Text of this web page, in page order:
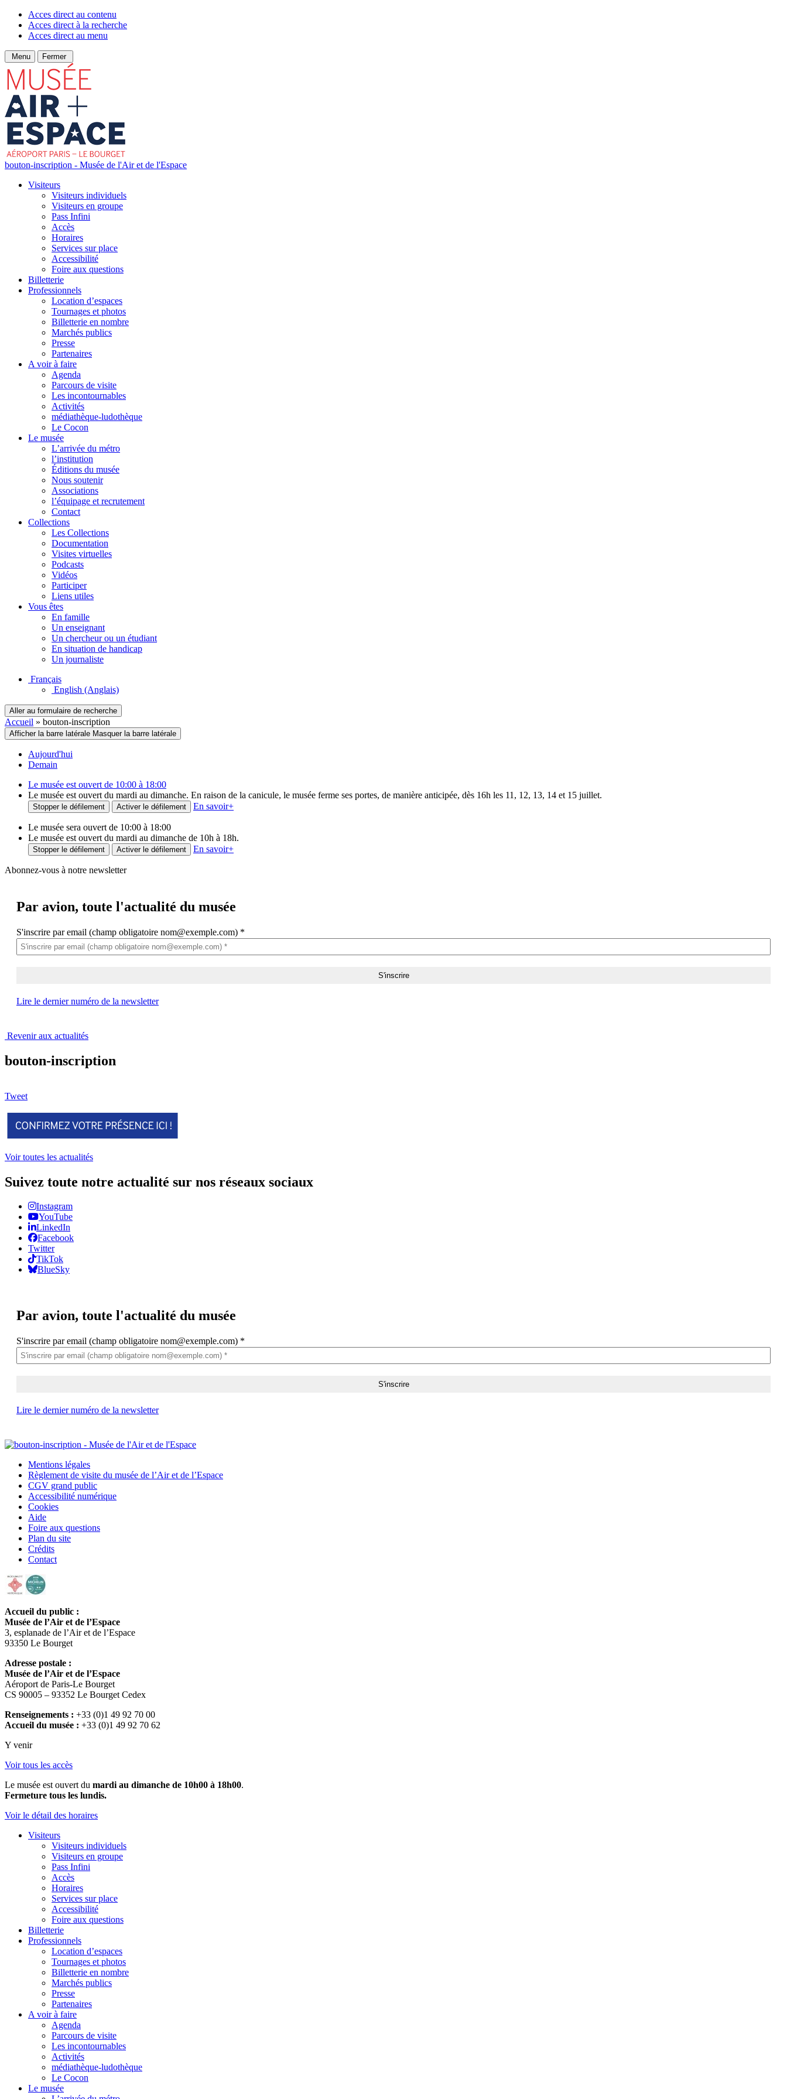
Acces direct au contenu
Acces direct à la recherche
Acces direct au menu
Menu Fermer
bouton-inscription - Musée de l'Air et de l'Espace
Visiteurs
Visiteurs individuels
Visiteurs en groupe
Pass Infini
Accès
Horaires
Services sur place
Accessibilité
Foire aux questions
Billetterie
Professionnels
Location d’espaces
Tournages et photos
Billetterie en nombre
Marchés publics
Presse
Partenaires
A voir à faire
Agenda
Parcours de visite
Les incontournables
Activités
médiathèque-ludothèque
Le Cocon
Le musée
L’arrivée du métro
l’institution
Éditions du musée
Nous soutenir
Associations
l’équipage et recrutement
Contact
Collections
Les Collections
Documentation
Visites virtuelles
Podcasts
Vidéos
Participer
Liens utiles
Vous êtes
En famille
Un enseignant
Un chercheur ou un étudiant
En situation de handicap
Un journaliste
Français
English (Anglais)
Aller au formulaire de recherche
Accueil » bouton-inscription
Afficher la barre latérale Masquer la barre latérale
Aujourd'hui
Demain
Le musée est ouvert de 10:00 à 18:00
Le musée est ouvert du mardi au dimanche. En raison de la canicule, le musée ferme ses portes, de manière anticipée, dès 16h les 11, 12, 13, 14 et 15 juillet.
Stopper le défilement Activer le défilement En savoir+
Le musée sera ouvert de 10:00 à 18:00
Le musée est ouvert du mardi au dimanche de 10h à 18h.
Stopper le défilement Activer le défilement En savoir+
Abonnez-vous à notre newsletter
Par avion, toute l'actualité du musée
S'inscrire par email (champ obligatoire nom@exemple.com) *
Lire le dernier numéro de la newsletter
Revenir aux actualités
bouton-inscription
Tweet
Voir toutes les actualités
Suivez toute notre actualité sur nos réseaux sociaux
Instagram
YouTube
LinkedIn
Facebook
Twitter
TikTok
BlueSky
Par avion, toute l'actualité du musée
S'inscrire par email (champ obligatoire nom@exemple.com) *
Lire le dernier numéro de la newsletter
Mentions légales
Règlement de visite du musée de l’Air et de l’Espace
CGV grand public
Accessibilité numérique
Cookies
Aide
Foire aux questions
Plan du site
Crédits
Contact
Accueil du public :
Musée de l’Air et de l’Espace
3, esplanade de l’Air et de l’Espace
93350 Le Bourget
Adresse postale :
Musée de l’Air et de l’Espace
Aéroport de Paris-Le Bourget
CS 90005 – 93352 Le Bourget Cedex
Renseignements : +33 (0)1 49 92 70 00
Accueil du musée : +33 (0)1 49 92 70 62
Y venir
Voir tous les accès
Le musée est ouvert du mardi au dimanche de 10h00 à 18h00.
Fermeture tous les lundis.
Voir le détail des horaires
Visiteurs
Visiteurs individuels
Visiteurs en groupe
Pass Infini
Accès
Horaires
Services sur place
Accessibilité
Foire aux questions
Billetterie
Professionnels
Location d’espaces
Tournages et photos
Billetterie en nombre
Marchés publics
Presse
Partenaires
A voir à faire
Agenda
Parcours de visite
Les incontournables
Activités
médiathèque-ludothèque
Le Cocon
Le musée